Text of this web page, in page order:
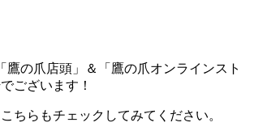
鷹の爪店頭」＆「鷹の爪オンラインスト
ございます！
ちらもチェックしてみてください。